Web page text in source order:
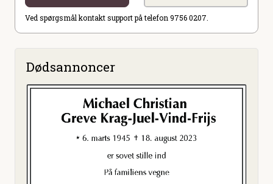
Ved spørgsmål kontakt support på telefon 9756 0207.
Dødsannoncer